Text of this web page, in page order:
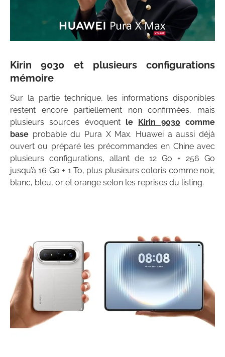
Kirin 9030 et plusieurs configurations
mémoire
Sur la partie technique, les informations disponibles
restent encore partiellement non confirmées, mais
plusieurs sources évoquent le Kirin 9030 comme
base probable du Pura X Max. Huawei a aussi déjà
ouvert ou préparé les précommandes en Chine avec
plusieurs configurations, allant de 12 Go + 256 Go
jusqu’à 16 Go + 1 To, plus plusieurs coloris comme noir,
blanc, bleu, or et orange selon les reprises du listing.